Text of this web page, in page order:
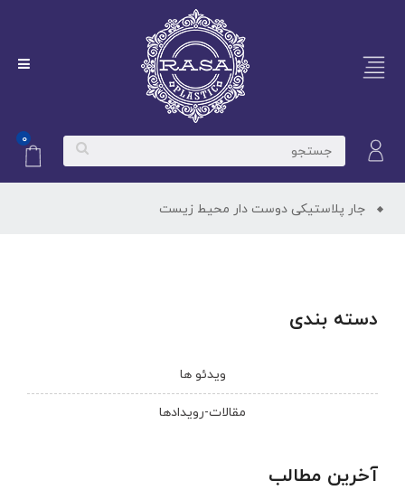
۰
جار پلاستیکی دوست دار محیط زیست
دسته بندی
ویدئو ها
مقالات-رویدادها
آخرین مطالب